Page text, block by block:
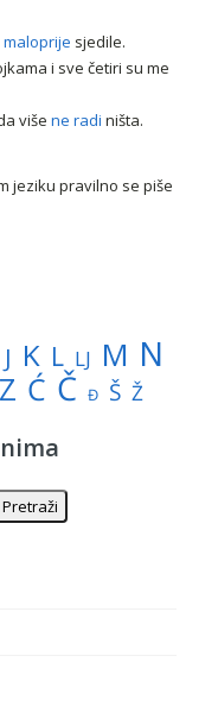
maloprije sjedile.
i sve četiri su me
više ne radi ništa.
jeziku pravilno se piše
J K L LJ M N
Z Ć Č Đ Š Ž